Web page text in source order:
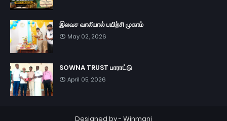
இலவச வாலிபால் பயிற்சி முகாம்
May 02, 2026
SOWNA TRUST பாராட்டு
April 05, 2026
Designed by - Winmani